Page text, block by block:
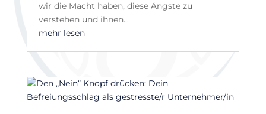
wir die Macht haben, diese Ängste zu
verstehen und ihnen...
mehr lesen